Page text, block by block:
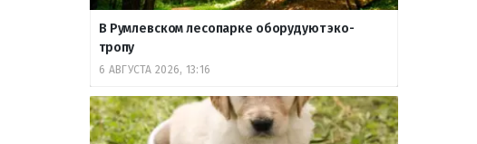
В Румлевском лесопарке оборудуют эко-
тропу
6 АВГУСТА 2026, 13:16